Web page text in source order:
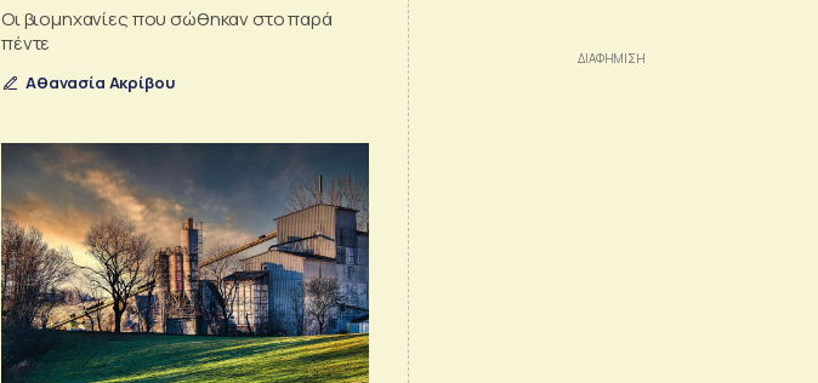
Οι βιομηχανίες που σώθηκαν στο παρά
πέντε
Αθανασία Ακρίβου